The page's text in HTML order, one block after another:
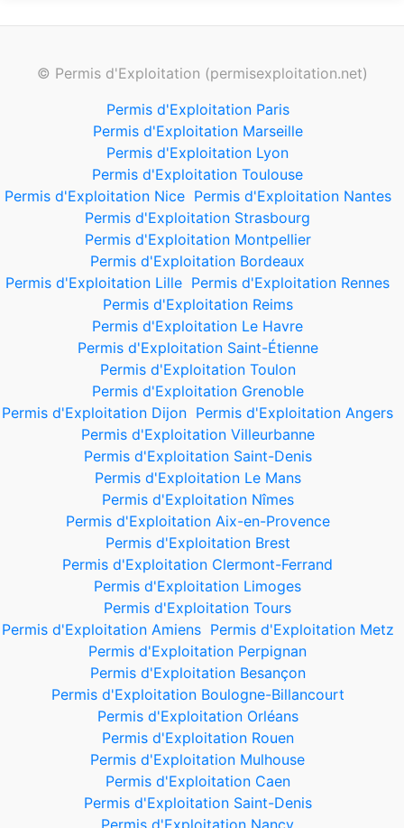
© Permis d'Exploitation (permisexploitation.net)
Permis d'Exploitation Paris
Permis d'Exploitation Marseille
Permis d'Exploitation Lyon
Permis d'Exploitation Toulouse
Permis d'Exploitation Nice Permis d'Exploitation Nantes
Permis d'Exploitation Strasbourg
Permis d'Exploitation Montpellier
Permis d'Exploitation Bordeaux
Permis d'Exploitation Lille Permis d'Exploitation Rennes
Permis d'Exploitation Reims
Permis d'Exploitation Le Havre
Permis d'Exploitation Saint-Étienne
Permis d'Exploitation Toulon
Permis d'Exploitation Grenoble
Permis d'Exploitation Dijon Permis d'Exploitation Angers
Permis d'Exploitation Villeurbanne
Permis d'Exploitation Saint-Denis
Permis d'Exploitation Le Mans
Permis d'Exploitation Nîmes
Permis d'Exploitation Aix-en-Provence
Permis d'Exploitation Brest
Permis d'Exploitation Clermont-Ferrand
Permis d'Exploitation Limoges
Permis d'Exploitation Tours
Permis d'Exploitation Amiens Permis d'Exploitation Metz
Permis d'Exploitation Perpignan
Permis d'Exploitation Besançon
Permis d'Exploitation Boulogne-Billancourt
Permis d'Exploitation Orléans
Permis d'Exploitation Rouen
Permis d'Exploitation Mulhouse
Permis d'Exploitation Caen
Permis d'Exploitation Saint-Denis
Permis d'Exploitation Nancy